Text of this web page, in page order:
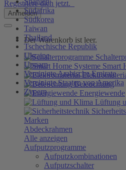
Südafrika
Südkorea
Taiwan
Thailand
Tschechische Republik
Ukraine
Ungarn
Vereinigte Arabische Emirate
Vereinigte Staaten von Amerika
Zypern
Registriere dich jetzt.
Anmelden
Der Warenkorb ist leer.
Smart
Beleuchtung
Energiewende
Lüftung
Marken
Abdeckrahmen
Alle anzeigen
Aufputzprogramme
Aufputzkombinationen
Aufputzschalter